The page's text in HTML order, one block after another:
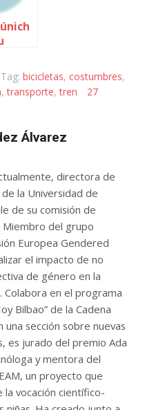
bicicletas, costumbres,
,transporte,tren
27
Álvarez
directora de
la Universidad de
de su comisión de
Miembro del grupo
Europea Gendered
el impacto de no
de género en la
Colabora en el programa
Bilbao” de la Cadena
una sección sobre nuevas
es jurado del premio Ada
y mentora del
un proyecto que
vocación científico-